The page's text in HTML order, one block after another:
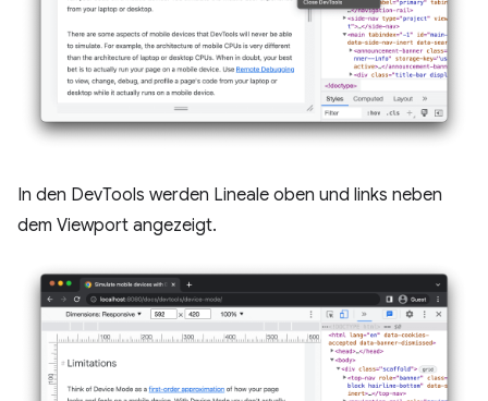
In den DevTools werden Lineale oben und links neben
dem Viewport angezeigt.